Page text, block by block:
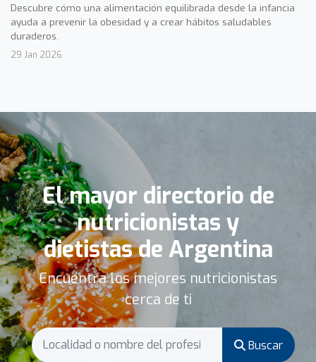
Descubre cómo una alimentación equilibrada desde la infancia
ayuda a prevenir la obesidad y a crear hábitos saludables
duraderos.
29 Jan 2026
El mayor directorio de
nutricionistas y
dietistas de Argentina
Encuentra los mejores nutricionistas
cerca de ti
Buscar